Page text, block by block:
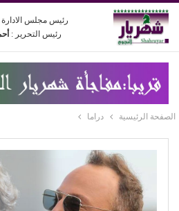
رئيس مجلس الادارة
رئيس التحرير :
الصفحة الرئيسية دراما